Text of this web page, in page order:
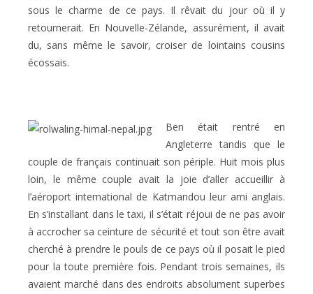
sous le charme de ce pays. Il rêvait du jour où il y
retournerait. En Nouvelle-Zélande, assurément, il avait
du, sans même le savoir, croiser de lointains cousins
écossais.
Ben était rentré en
Angleterre tandis que le
couple de français continuait son périple. Huit mois plus
loin, le même couple avait la joie d’aller accueillir à
l’aéroport international de Katmandou leur ami anglais.
En s’installant dans le taxi, il s’était réjoui de ne pas avoir
à accrocher sa ceinture de sécurité et tout son être avait
cherché à prendre le pouls de ce pays où il posait le pied
pour la toute première fois. Pendant trois semaines, ils
avaient marché dans des endroits absolument superbes